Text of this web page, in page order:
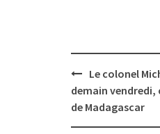
Post
navigation
Le colonel
demain vendredi,
de Madagascar